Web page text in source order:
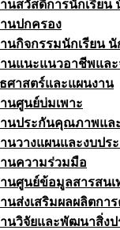
นสวัสดิการนักเรียน
นปกครอง
นกิจกรรมนักเรียน
านแนะแนวอาชีพแล
ศาสตร์และแผนงาน
นศูนย์บ่มเพาะ
านประกันคุณภาพแล
านวางแผนและงบปร
านความร่วมมือ
านศูนย์ข้อมูลสารสนเ
นส่งเสริมผลผลิตกา
านวิจัยและพัฒนาสิ่ง